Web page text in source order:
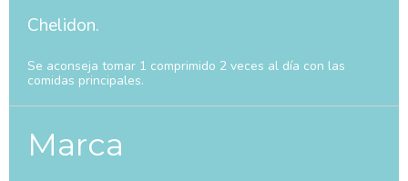
Chelidon.
Se aconseja tomar 1 comprimido 2 veces al día con las
comidas principales.
Marca